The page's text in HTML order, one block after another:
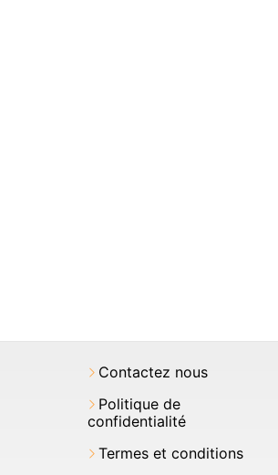
Contactez nous
Politique de
confidentialité
Termes et conditions